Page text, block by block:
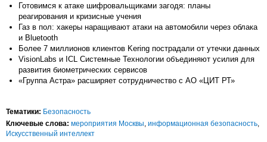
Готовимся к атаке шифровальщиками загодя: планы
реагирования и кризисные учения
Газ в пол: хакеры наращивают атаки на автомобили через облака
и Bluetooth
Более 7 миллионов клиентов Kering пострадали от утечки данных
VisionLabs и ICL Системные Технологии объединяют усилия для
развития биометрических сервисов
«Группа Астра» расширяет сотрудничество с АО «ЦИТ РТ»
Тематики: Безопасность
Ключевые слова: мероприятия Москвы информационная безопасность
Искусственный интеллект